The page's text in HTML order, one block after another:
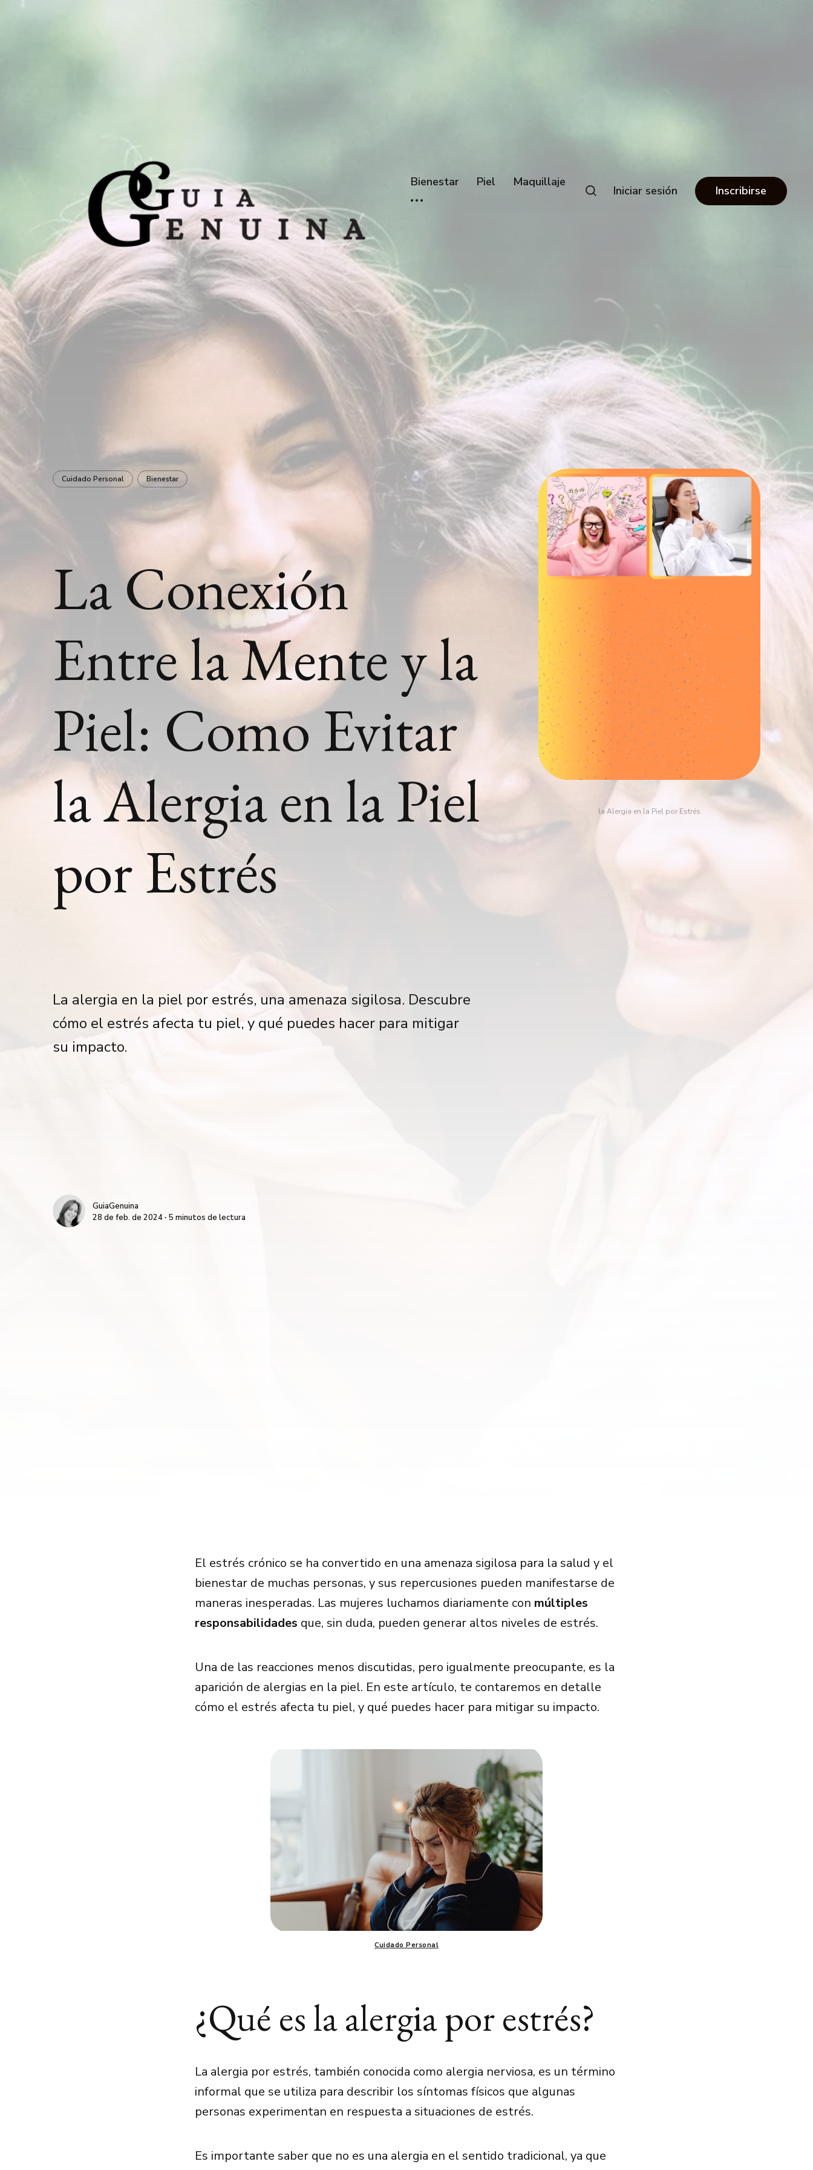
Bienestar Piel Maquillaje
Iniciar sesión Inscribirse
Cuidado Personal Bienestar
La Conexión
Entre la Mente y la
Piel: Como Evitar
la Alergia en la Piel
por Estrés
La alergia en la piel por estrés, una amenaza sigilosa. Descubre
cómo el estrés afecta tu piel, y qué puedes hacer para mitigar
su impacto.
GuiaGenuina
28 de feb. de 2024 ∙ 5 minutos de lectura
la Alergia en la Piel por Estrés
El estrés crónico se ha convertido en una amenaza sigilosa para la salud y el
bienestar de muchas personas, y sus repercusiones pueden manifestarse de
maneras inesperadas. Las mujeres luchamos diariamente con múltiples
responsabilidades que, sin duda, pueden generar altos niveles de estrés.
Una de las reacciones menos discutidas, pero igualmente preocupante, es la
aparición de alergias en la piel. En este artículo, te contaremos en detalle
cómo el estrés afecta tu piel, y qué puedes hacer para mitigar su impacto.
Cuidado Personal
¿Qué es la alergia por estrés?
La alergia por estrés, también conocida como alergia nerviosa, es un término
informal que se utiliza para describir los síntomas físicos que algunas
personas experimentan en respuesta a situaciones de estrés.
Es importante saber que no es una alergia en el sentido tradicional, ya que